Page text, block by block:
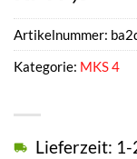
Lieferzeit:
Artikelnummer:
Kategorie: MKS 4